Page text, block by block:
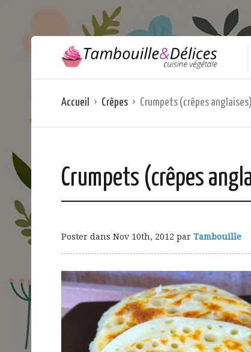
Accueil Crêpes Crumpets (crêpes anglaises)
Crumpets (crêpes
Poster dans Nov 10th, 2012 par Tambouille